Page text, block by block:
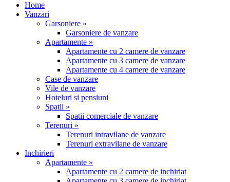
Home
Vanzari
Garsoniere »
Garsoniere de vanzare
Apartamente »
Apartamente cu 2 camere de vanzare
Apartamente cu 3 camere de vanzare
Apartamente cu 4 camere de vanzare
Case de vanzare
Vile de vanzare
Hoteluri si pensiuni
Spatii »
Spatii comerciale de vanzare
Terenuri »
Terenuri intravilane de vanzare
Terenuri extravilane de vanzare
Inchirieri
Apartamente »
Apartamente cu 2 camere de inchiriat